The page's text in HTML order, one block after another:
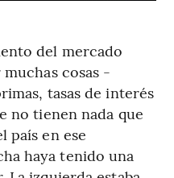
del mercado
cosas -
tasas de interés
no tienen nada que
país en ese
haya tenido una